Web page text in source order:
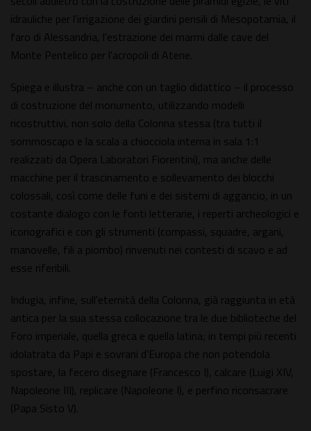
idrauliche per l'irrigazione dei giardini pensili di Mesopotamia, il
faro di Alessandria, l'estrazione dei marmi dalle cave del
Monte Pentelico per l'acropoli di Atene.
Spiega e illustra – anche con un taglio didattico – il processo
di costruzione del monumento, utilizzando modelli
ricostruttivi, non solo della Colonna stessa (tra tutti il
sommoscapo e la scala a chiocciola interna in sala 1:1
realizzati da Opera Laboratori Fiorentini), ma anche delle
macchine per il trascinamento e sollevamento dei blocchi
colossali, così come delle funi e dei sistemi di aggancio, in un
costante dialogo con le fonti letterarie, i reperti archeologici e
iconografici e con gli strumenti (compassi, squadre, argani,
manovelle, fili a piombo) rinvenuti nei contesti di scavo e ad
esse riferibili.
Indugia, infine, sull'eternità della Colonna, già raggiunta in età
antica per la sua stessa collocazione tra le due biblioteche del
Foro imperiale, quella greca e quella latina; in tempi più recenti
idolatrata da Papi e sovrani d'Europa che non potendola
spostare, la fecero disegnare (Francesco I), calcare (Luigi XIV,
Napoleone III), replicare (Napoleone I), e perfino riconsacrare
(Papa Sisto V).